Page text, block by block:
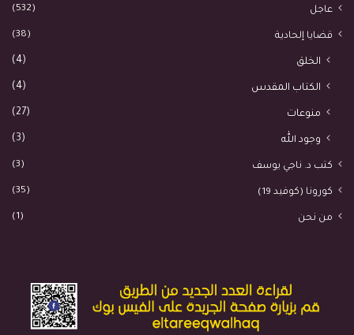
عاجل (532)
قضايا إلحادية (38)
الخلق (4)
الكتاب المقدس (4)
منوعات (27)
وجود الله (3)
كتب د. ناجي يوسف (3)
كورونا (كوفيد 19) (35)
من نحن (1)